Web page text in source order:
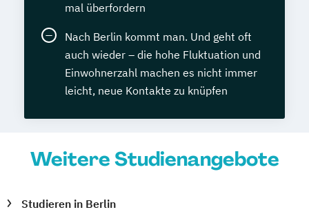
mal überfordern
Nach Berlin kommt man. Und geht oft
auch wieder – die hohe Fluktuation und
Einwohnerzahl machen es nicht immer
leicht, neue Kontakte zu knüpfen
Weitere Studienangebote
Studieren in Berlin